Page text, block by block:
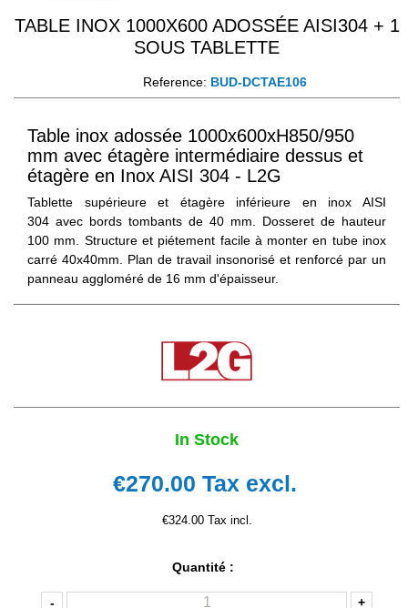
TABLE INOX 1000X600 ADOSSÉE AISI304 + 1
SOUS TABLETTE
Reference: BUD-DCTAE106
Table inox adossée 1000x600xH850/950
mm avec étagère intermédiaire dessus et
étagère en Inox AISI 304 - L2G
Tablette supérieure et étagère inférieure en inox AISI
304 avec bords tombants de 40 mm. Dosseret de hauteur
100 mm. Structure et piétement facile à monter en tube inox
carré 40x40mm. Plan de travail insonorisé et renforcé par un
panneau aggloméré de 16 mm d'épaisseur.
In Stock
€270.00Tax excl.
€324.00 Tax incl.
Quantité :
- +